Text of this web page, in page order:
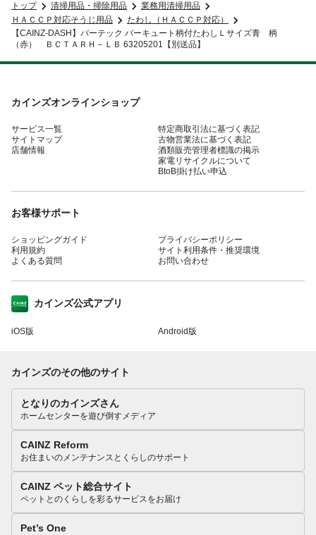
トップ 清掃用品・掃除用品
業務用清掃用品
ＨＡＣＣＰ対応そうじ用品
たわし（ＨＡＣＣＰ対応）
【CAINZ-DASH】バーテック バーキュート柄付たわしＬサイズ青 柄
（赤） ＢＣＴＡＲＨ－ＬＢ 63205201【別送品】
カインズオンラインショップ
サービス一覧
サイトマップ
店舗情報
特定商取引法に基づく表記
古物営業法に基づく表記
酒類販売管理者標識の掲示
家電リサイクルについて
BtoB掛け払い申込
お客様サポート
ショッピングガイド
利用規約
よくある質問
プライバシーポリシー
サイト利用条件・推奨環境
お問い合わせ
カインズ公式アプリ
iOS版 Android版
カインズのその他のサイト
となりのカインズさん
ホームセンターを遊び倒すメディア
CAINZ Reform
お住まいのメンテナンスとくらしのサポート
CAINZ ペット総合サイト
ペットとのくらしを彩るサービスをお届け
Pet’s One